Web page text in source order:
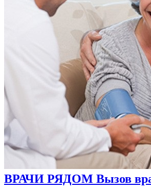
ВРАЧИ РЯДОМ Вызов